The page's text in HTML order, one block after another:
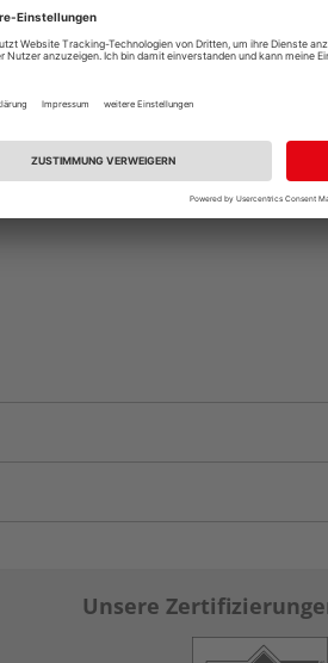
Unsere